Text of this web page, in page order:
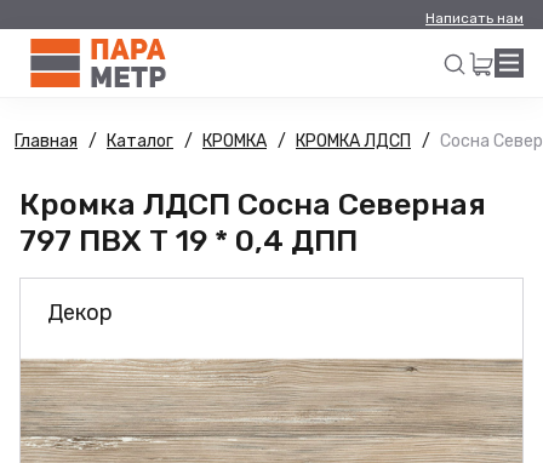
Написать нам
Искать
Главная Каталог КРОМКА КРОМКА ЛДСП Сосна
Кромка ЛДСП Сосна Северная
797 ПВХ Т 19 * 0,4 ДПП
Декор